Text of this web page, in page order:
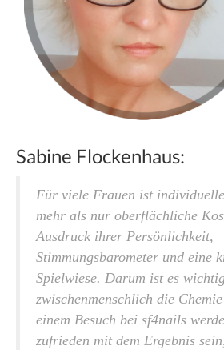
Sabine Flockenhaus:
Für viele Frauen ist
mehr als nur oberflächliche
Ausdruck ihrer Persönlichkeit,
Stimmungsbarometer und eine
Spielwiese. Darum ist es
zwischen­menschlich die
einem Besuch bei sf4nails
zufrieden mit dem Ergebnis